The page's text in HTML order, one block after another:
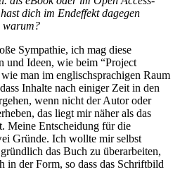
dich im Endeffekt dagegen
warum?
Sympathie, ich mag diese
und Ideen, wie beim “Project
man im englischsprachigen Raum
Inhalte nach einiger Zeit in den
wenn nicht der Autor oder
das liegt mir näher als das
Meine Entscheidung für die
Gründe. Ich wollte mir selbst
das Buch zu überarbeiten,
in der Form, so dass das Schriftbild